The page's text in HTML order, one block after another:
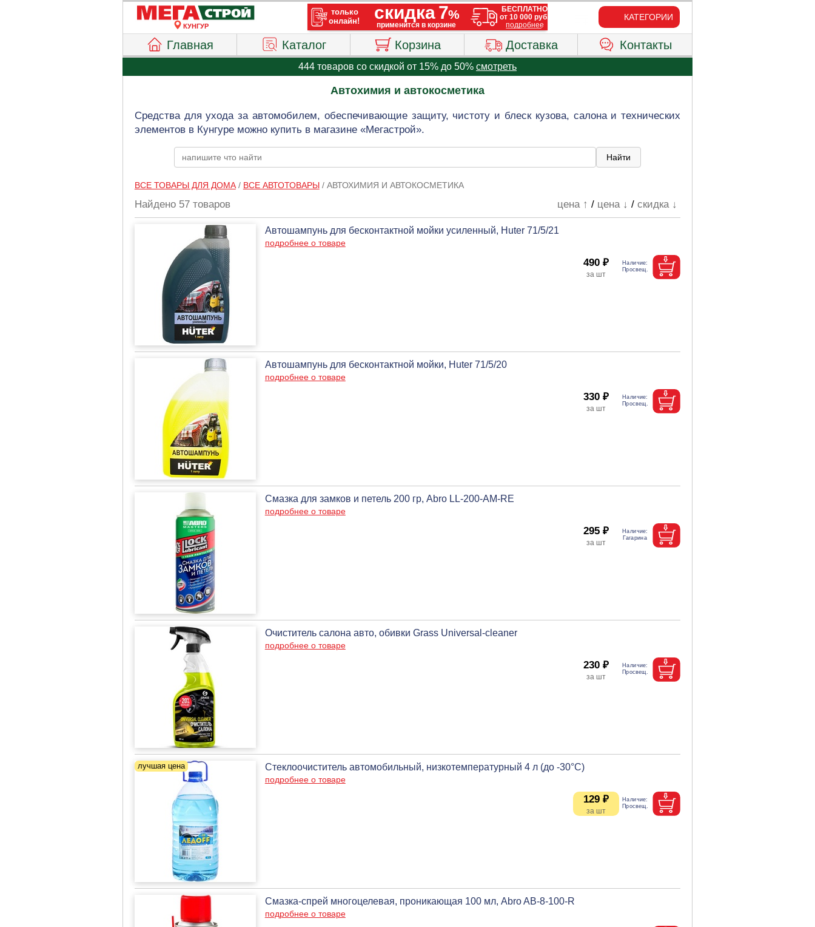
КУНГУР
КАТЕГОРИИ
Главная Каталог Корзина Доставка Контакты
444 товаров со скидкой от 15% до 50% смотреть
Автохимия и автокосметика
Средства для ухода за автомобилем, обеспечивающие защиту, чистоту и блеск кузова, салона и технических
элементов в Кунгуре можно купить в магазине «Мегастрой».
ВСЕ ТОВАРЫ ДЛЯ ДОМА/ ВСЕ АВТОТОВАРЫ/ АВТОХИМИЯ И АВТОКОСМЕТИКА
Найдено 57 товаров цена ↑ / цена ↓ /скидка ↓
Автошампунь для бесконтактной мойки усиленный, Huter 71/5/21
подробнее о товаре
490 ₽
Автошампунь для бесконтактной мойки, Huter 71/5/20
подробнее о товаре
330 ₽
Смазка для замков и петель 200 гр, Abro LL-200-AM-RE
подробнее о товаре
295 ₽
Очиститель салона авто, обивки Grass Universal-cleaner
подробнее о товаре
230 ₽
Стеклоочиститель автомобильный, низкотемпературный 4 л (до -30°C)
подробнее о товаре
129 ₽
Смазка-спрей многоцелевая, проникающая 100 мл, Abro AB-8-100-R
подробнее о товаре